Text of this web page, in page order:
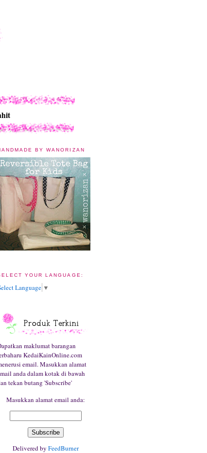
BY WANORIZAN
YOUR LANGUAGE:
Language ▼
maklumat barangan
KedaiKainOnline.com
email. Masukkan alamat
anda dalam kotak di bawah
tekan butang 'Subscribe'
Masukkan alamat email anda:
Delivered by FeedBurner